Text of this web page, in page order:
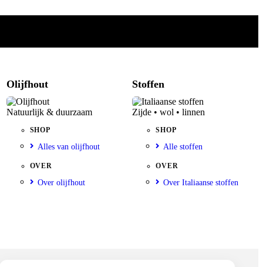
Olijfhout
Natuurlijk & duurzaam
SHOP
Alles van olijfhout
OVER
Over olijfhout
Stoffen
Zijde • wol • linnen
SHOP
Alle stoffen
OVER
Over Italiaanse stoffen